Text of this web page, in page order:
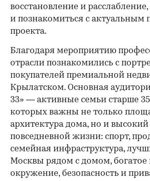
восстановление и
и познакомиться с актуальным
проекта.
Благодаря мероприятию
отрасли познакомились с
покупателей премиальной
Крылатском. Основная
33» — активные семьи старше 35
которых важны не только
архитектура дома, но и высокий
повседневной жизни: спорт,
семейная инфраструктура,
Москвы рядом с домом, богатое
окружение, безопасность и